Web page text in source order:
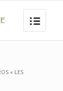
« LES